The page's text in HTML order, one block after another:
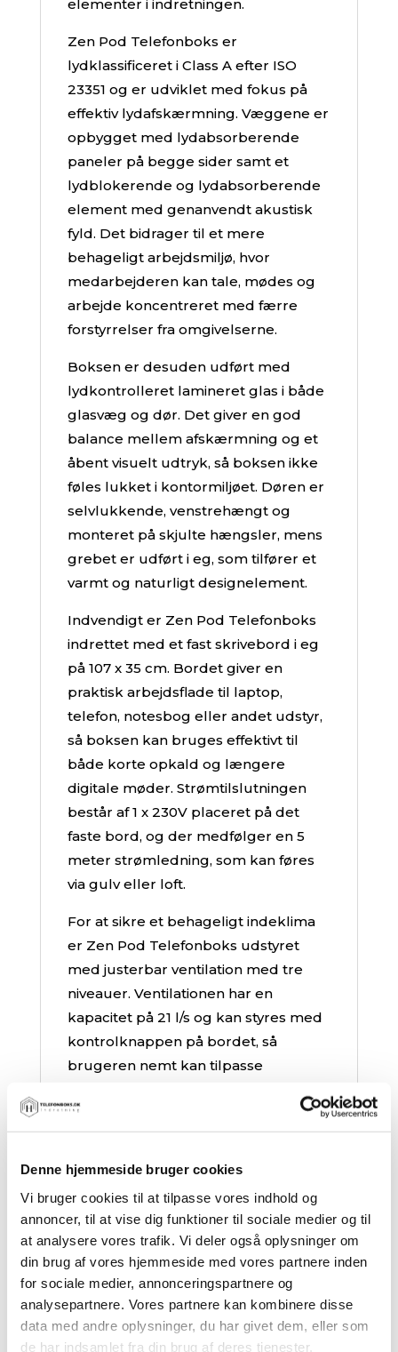
Denne hjemmeside bruger cookies
Vi bruger cookies til at tilpasse vores indhold og
annoncer, til at vise dig funktioner til sociale medier og til
at analysere vores trafik. Vi deler også oplysninger om
din brug af vores hjemmeside med vores partnere inden
for sociale medier, annonceringspartnere og
analysepartnere. Vores partnere kan kombinere disse
data med andre oplysninger, du har givet dem, eller som
de har indsamlet fra din brug af deres tjenester.
elementer i indretningen.
Zen Pod Telefonboks er
lydklassificeret i Class A efter ISO
23351 og er udviklet med fokus på
effektiv lydafskærmning. Væggene er
opbygget med lydabsorberende
paneler på begge sider samt et
lydblokerende og lydabsorberende
element med genanvendt akustisk
fyld. Det bidrager til et mere
behageligt arbejdsmiljø, hvor
medarbejderen kan tale, mødes og
arbejde koncentreret med færre
forstyrrelser fra omgivelserne.
Boksen er desuden udført med
lydkontrolleret lamineret glas i både
glasvæg og dør. Det giver en god
balance mellem afskærmning og et
åbent visuelt udtryk, så boksen ikke
føles lukket i kontormiljøet. Døren er
selvlukkende, venstrehængt og
monteret på skjulte hængsler, mens
grebet er udført i eg, som tilfører et
varmt og naturligt designelement.
Indvendigt er Zen Pod Telefonboks
indrettet med et fast skrivebord i eg
på 107 x 35 cm. Bordet giver en
praktisk arbejdsflade til laptop,
telefon, notesbog eller andet udstyr,
så boksen kan bruges effektivt til
både korte opkald og længere
digitale møder. Strømtilslutningen
består af 1 x 230V placeret på det
faste bord, og der medfølger en 5
meter strømledning, som kan føres
via gulv eller loft.
For at sikre et behageligt indeklima
er Zen Pod Telefonboks udstyret
med justerbar ventilation med tre
niveauer. Ventilationen har en
kapacitet på 21 l/s og kan styres med
kontrolknappen på bordet, så
brugeren nemt kan tilpasse
boksen komfortabel i hverdagen,
også når den bruges flere gange i
løbet af dagen.
Belysningen er integreret i hele den
indvendige loftramme og består af
LED-lys med lavt strømforbrug. Lyset
giver en behagelig og funktionel
belysning til opkald, videomøder og
computerarbejde, mens det
polstrede, lydabsorberende